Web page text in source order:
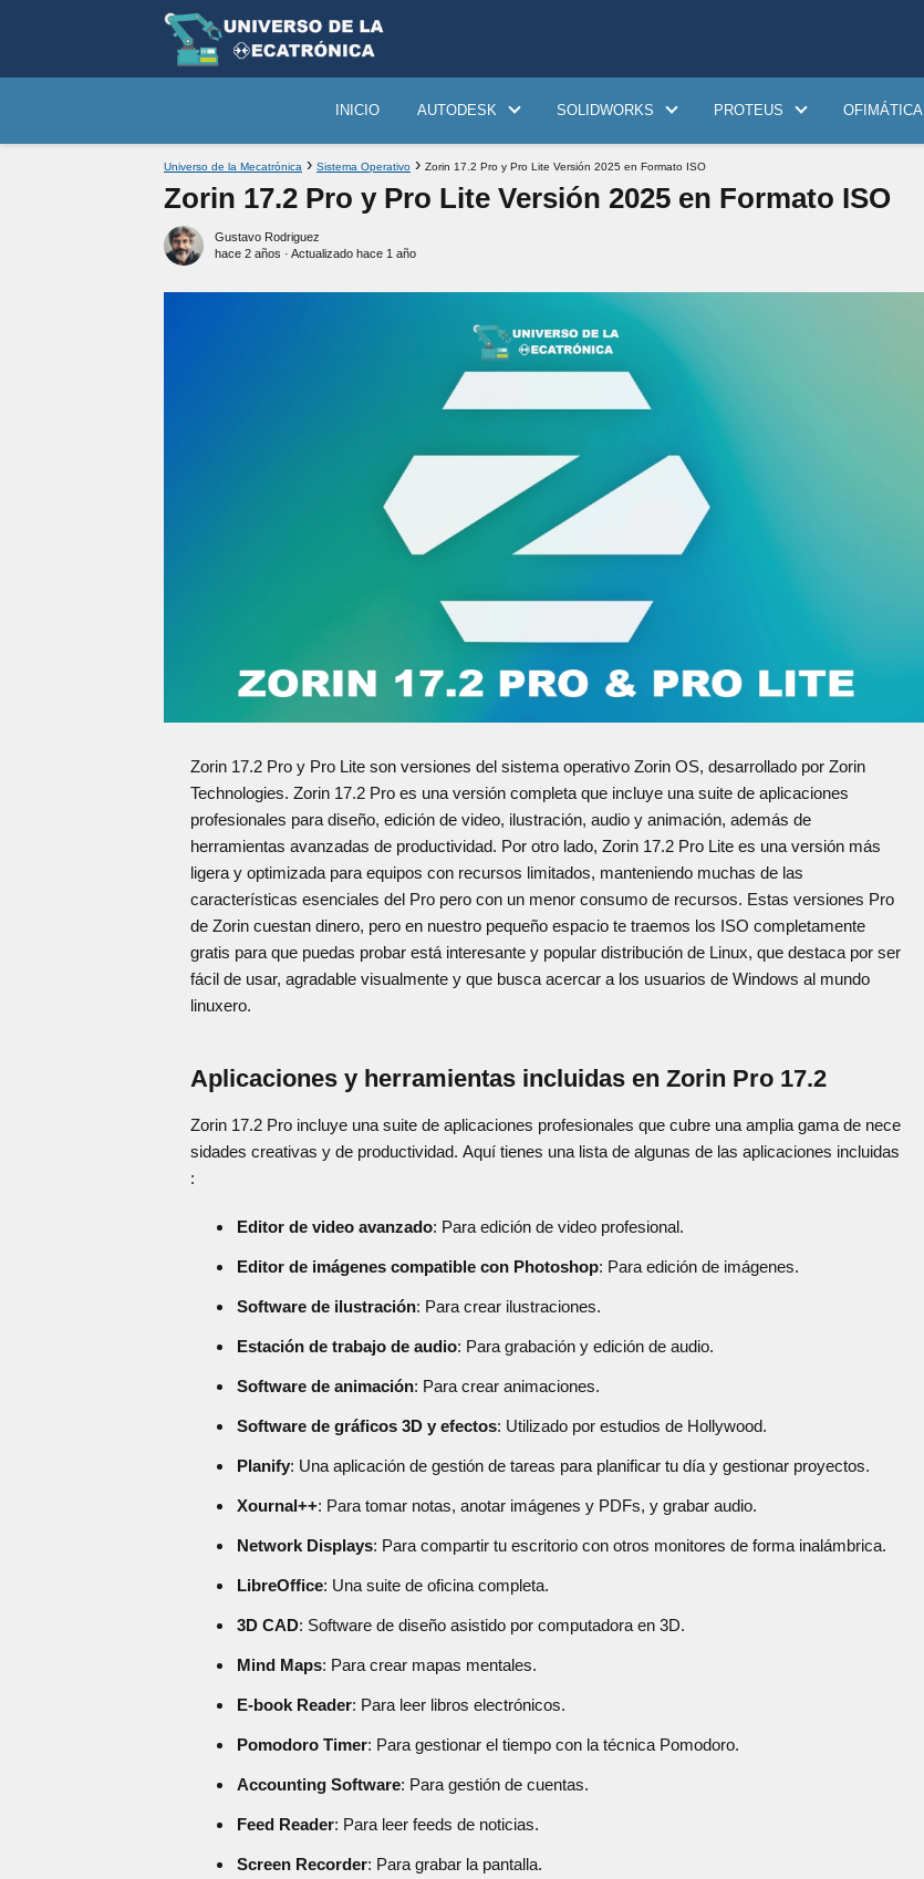
INICIO AUTODESK SOLIDWORKS PROTEUS OFIMÁTICA
Universo de la Mecatrónica Sistema Operativo Zorin 17.2 Pro y Pro Lite Versión 2025 en Formato ISO
Zorin 17.2 Pro y Pro Lite Versión 2025 en Formato ISO
Gustavo Rodriguez
hace 2 años · Actualizado hace 1 año
Zorin 17.2 Pro y Pro Lite son versiones del sistema operativo Zorin OS, desarrollado por Zorin
Technologies. Zorin 17.2 Pro es una versión completa que incluye una suite de aplicaciones
profesionales para diseño, edición de video, ilustración, audio y animación, además de
herramientas avanzadas de productividad. Por otro lado, Zorin 17.2 Pro Lite es una versión más
ligera y optimizada para equipos con recursos limitados, manteniendo muchas de las
características esenciales del Pro pero con un menor consumo de recursos. Estas versiones Pro
de Zorin cuestan dinero, pero en nuestro pequeño espacio te traemos los ISO completamente
gratis para que puedas probar está interesante y popular distribución de Linux, que destaca por ser
fácil de usar, agradable visualmente y que busca acercar a los usuarios de Windows al mundo
linuxero.
Aplicaciones y herramientas incluidas en Zorin Pro 17.2
Zorin 17.2 Pro incluye una suite de aplicaciones profesionales que cubre una amplia gama de nece
sidades creativas y de productividad. Aquí tienes una lista de algunas de las aplicaciones incluidas
:
Editor de video avanzado: Para edición de video profesional.
Editor de imágenes compatible con Photoshop: Para edición de imágenes.
Software de ilustración: Para crear ilustraciones.
Estación de trabajo de audio: Para grabación y edición de audio.
Software de animación: Para crear animaciones.
Software de gráficos 3D y efectos: Utilizado por estudios de Hollywood.
Planify: Una aplicación de gestión de tareas para planificar tu día y gestionar proyectos.
Xournal++: Para tomar notas, anotar imágenes y PDFs, y grabar audio.
Network Displays: Para compartir tu escritorio con otros monitores de forma inalámbrica.
LibreOffice: Una suite de oficina completa.
3D CAD: Software de diseño asistido por computadora en 3D.
Mind Maps: Para crear mapas mentales.
E-book Reader: Para leer libros electrónicos.
Pomodoro Timer: Para gestionar el tiempo con la técnica Pomodoro.
Accounting Software: Para gestión de cuentas.
Feed Reader: Para leer feeds de noticias.
Screen Recorder: Para grabar la pantalla.